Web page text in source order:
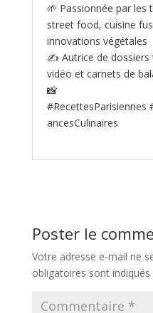
🌱 Passionnée par les
street food, cuisine
innovations végétales
✍️ Autrice de dossiers
vidéo et carnets de
📸
#RecettesParisiennes
ancesCulinaires
Poster le
Votre adresse e-mail ne
obligatoires sont indiqués